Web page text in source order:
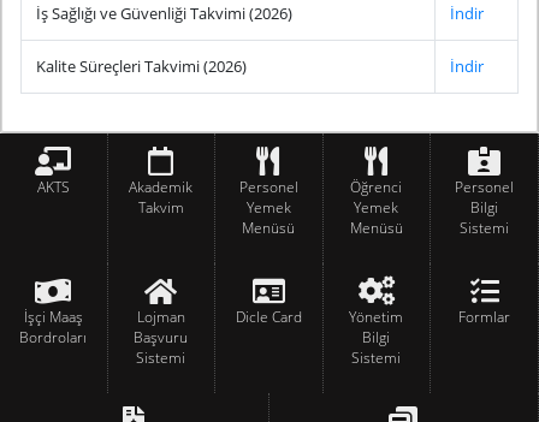
İş Sağlığı ve Güvenliği Takvimi (2026) İndir
Kalite Süreçleri Takvimi (2026) İndir
AKTS
Akademik
Takvim
Personel
Yemek
Menüsü
Öğrenci
Yemek
Menüsü
Personel
Bilgi
Sistemi
İşçi Maaş
Bordroları
Lojman
Başvuru
Sistemi
Dicle Card
Yönetim
Bilgi
Sistemi
Formlar